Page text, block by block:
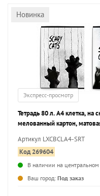
Новинка
Экспресс-просмотр
Тетрадь 80 л. А4 клетка, на
мелованный картон,
Артикул LXCBCLA4-SRT
Код 269604
В наличии на
Ваш город: Под заказ